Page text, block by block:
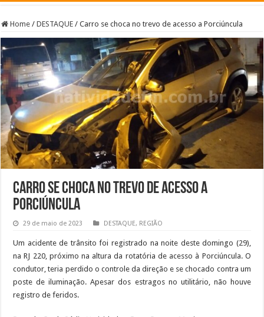
Home / DESTAQUE / Carro se choca no trevo de acesso a Porciúncula
Carro se choca no trevo de acesso a
Porciúncula
29 de maio de 2023 DESTAQUE, REGIÃO
Um acidente de trânsito foi registrado na noite deste domingo (29),
na RJ 220, próximo na altura da rotatória de acesso à Porciúncula. O
condutor, teria perdido o controle da direção e se chocado contra um
poste de iluminação. Apesar dos estragos no utilitário, não houve
registro de feridos.